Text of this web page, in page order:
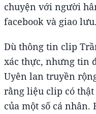
chuyện với người
facebook và giao lưu.
Dù thông tin clip
xác thực, nhưng tin
Uyên lan truyền
rằng liệu clip có
của một số cá